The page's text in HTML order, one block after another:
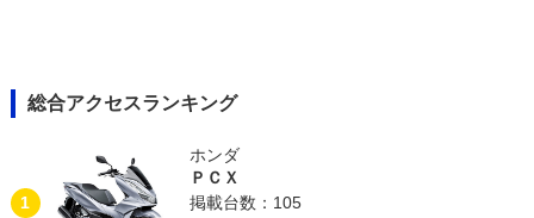
総合アクセスランキング
1
ホンダ
ＰＣＸ
掲載台数：105